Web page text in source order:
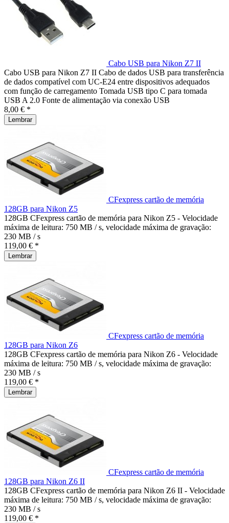
Cabo USB para Nikon Z7 II
Cabo USB para Nikon Z7 II Cabo de dados USB para transferência
de dados compatível com UC-E24 entre dispositivos adequados
com função de carregamento Tomada USB tipo C para tomada
USB A 2.0 Fonte de alimentação via conexão USB
8,00 € *
Lembrar
CFexpress cartão de memória
128GB para Nikon Z5
128GB CFexpress cartão de memória para Nikon Z5 - Velocidade
máxima de leitura: 750 MB / s, velocidade máxima de gravação:
230 MB / s
119,00 € *
Lembrar
CFexpress cartão de memória
128GB para Nikon Z6
128GB CFexpress cartão de memória para Nikon Z6 - Velocidade
máxima de leitura: 750 MB / s, velocidade máxima de gravação:
230 MB / s
119,00 € *
Lembrar
CFexpress cartão de memória
128GB para Nikon Z6 II
128GB CFexpress cartão de memória para Nikon Z6 II - Velocidade
máxima de leitura: 750 MB / s, velocidade máxima de gravação:
230 MB / s
119,00 € *